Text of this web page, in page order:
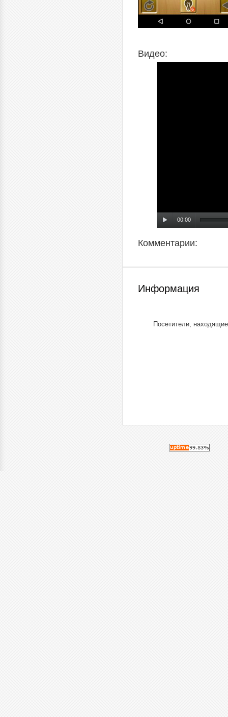
Видео:
00:00
Комментарии:
Информация
Посетители,